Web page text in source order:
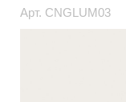
Арт. CNGLUM03